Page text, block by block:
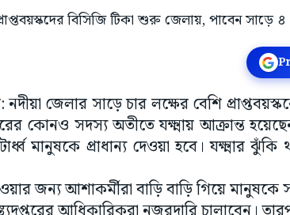
জেলার সাড়ে চার লক্ষের বেশি
কোনও সদস্য অতীতে যক্ষ্মায় আক্রান্ত
মানুষকে প্রাধান্য দেওয়া হবে।‌ যক্ষ্মার
জন্য আশাকর্মীরা বাড়ি বাড়ি গিয়ে